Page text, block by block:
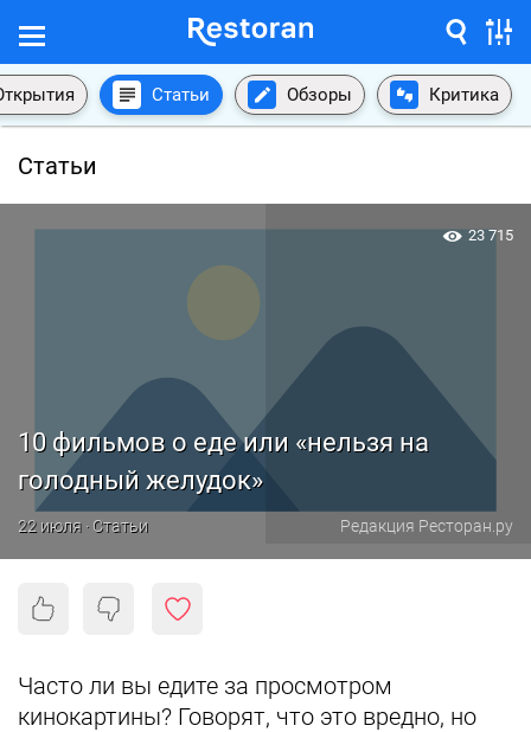
Статьи Обзоры Критика
Статьи
10 фильмов о еде или «нельзя на
голодный желудок»
22 июля · Статьи Редакция Ресторан.ру
23 715
Часто ли вы едите за просмотром
кинокартины? Говорят, что это вредно, но